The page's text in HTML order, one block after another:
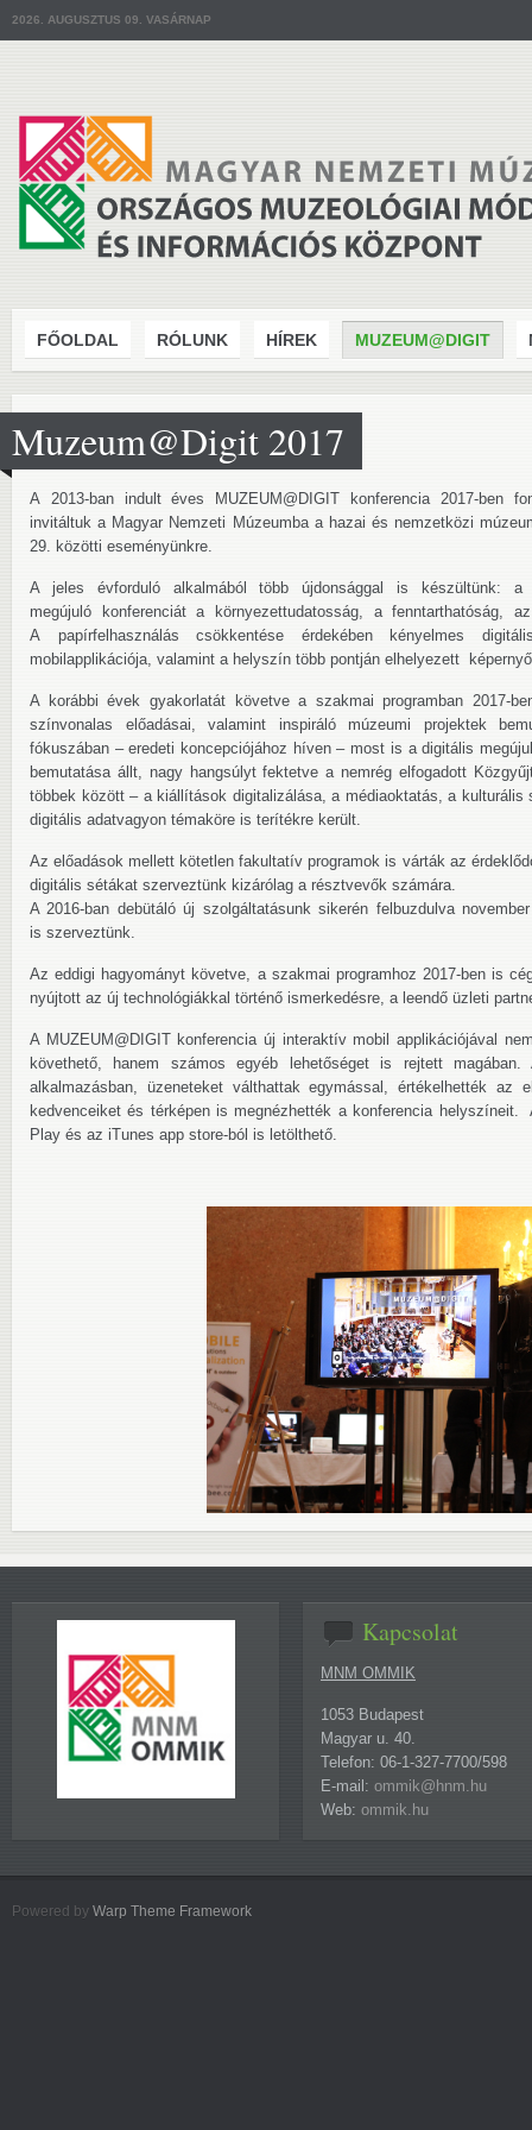
2026. AUGUSZTUS 09. VASÁRNAP
FŐOLDAL RÓLUNK HÍREK MUZEUM@DIGIT
Muzeum@Digit 2017
A 2013-ban indult éves MUZEUM@DIGIT konferencia 2017-ben
invitáltuk a Magyar Nemzeti Múzeumba a hazai és nemzetközi
29. közötti eseményünkre.
A jeles évforduló alkalmából több újdonsággal is készültünk:
megújuló konferenciát a környezettudatosság, a fenntarthatóság,
A papírfelhasználás csökkentése érdekében kényelmes
mobilapplikációja, valamint a helyszín több pontján elhelyezett
A korábbi évek gyakorlatát követve a szakmai programban 2017-
színvonalas előadásai, valamint inspiráló múzeumi projektek
fókuszában – eredeti koncepciójához híven – most is a digitális
bemutatása állt, nagy hangsúlyt fektetve a nemrég elfogadott
többek között – a kiállítások digitalizálása, a médiaoktatás, a
digitális adatvagyon témaköre is terítékre került.
Az előadások mellett kötetlen fakultatív programok is várták az
digitális sétákat szerveztünk kizárólag a résztvevők számára.
A 2016-ban debütáló új szolgáltatásunk sikerén felbuzdulva
is szerveztünk.
Az eddigi hagyományt követve, a szakmai programhoz 2017-ben is
nyújtott az új technológiákkal történő ismerkedésre, a leendő üzleti
A MUZEUM@DIGIT konferencia új interaktív mobil applikációjával
követhető, hanem számos egyéb lehetőséget is rejtett
alkalmazásban, üzeneteket válthattak egymással, értékelhették az
kedvenceiket és térképen is megnézhették a konferencia
Play és az iTunes app store-ból is letölthető.
Kapcsolat
MNM OMMIK
1053 Budapest
Magyar u. 40.
Telefon: 06-1-327-7700/598
E-mail: ommik@hnm.hu
Web: ommik.hu
Powered by Warp Theme Framework